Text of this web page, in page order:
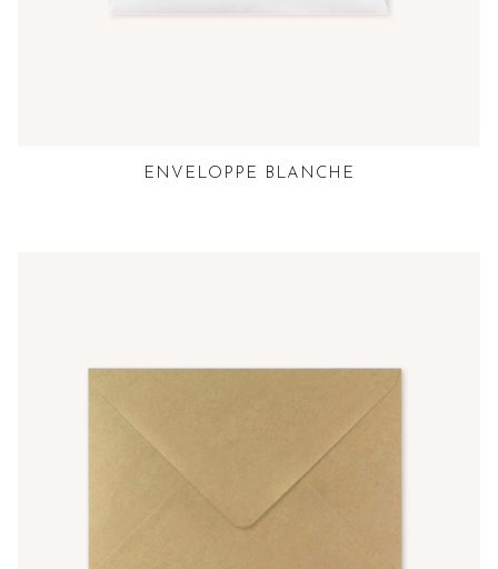
ENVELOPPE BLANCHE